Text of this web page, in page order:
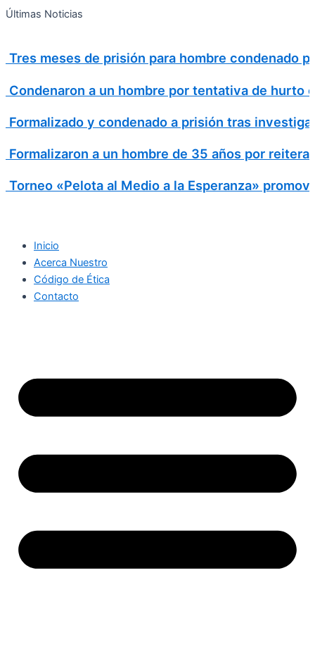
Ir
Últimas Noticias
Tres meses de prisión para hombre condenado
Condenaron a un hombre por tentativa de
Formalizado y condenado a prisión tras
Formalizaron a un hombre de 35 años por
Torneo «Pelota al Medio a la Esperanza»
Inicio
Acerca Nuestro
Código de Ética
Contacto
Search